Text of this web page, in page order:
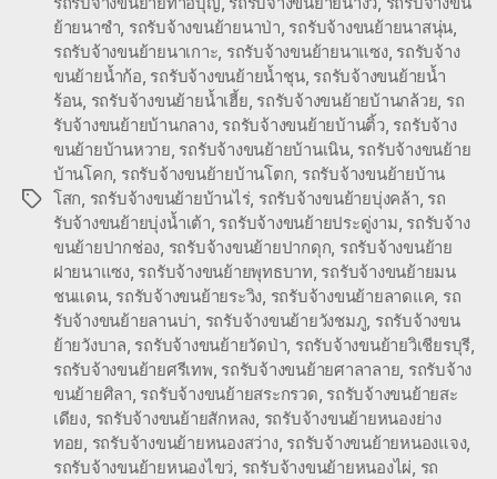
Tags
ย้ายนาซำ, รถรับจ้างขนย้ายนาป่า, รถรับจ้างขนย้ายนาสนุ่น,
รถรับจ้างขนย้ายนาเกาะ, รถรับจ้างขนย้ายนาแซง, รถรับจ้าง
ขนย้ายน้ำก้อ, รถรับจ้างขนย้ายน้ำชุน, รถรับจ้างขนย้ายน้ำ
ร้อน, รถรับจ้างขนย้ายน้ำเฮี้ย, รถรับจ้างขนย้ายบ้านกล้วย, รถ
รับจ้างขนย้ายบ้านกลาง, รถรับจ้างขนย้ายบ้านติ้ว, รถรับจ้าง
ขนย้ายบ้านหวาย, รถรับจ้างขนย้ายบ้านเนิน, รถรับจ้างขนย้าย
บ้านโคก, รถรับจ้างขนย้ายบ้านโตก, รถรับจ้างขนย้ายบ้าน
โสก, รถรับจ้างขนย้ายบ้านไร่, รถรับจ้างขนย้ายบุ่งคล้า, รถ
รับจ้างขนย้ายบุ่งน้ำเต้า, รถรับจ้างขนย้ายประดู่งาม, รถรับจ้าง
ขนย้ายปากช่อง, รถรับจ้างขนย้ายปากดุก, รถรับจ้างขนย้าย
ฝายนาแซง, รถรับจ้างขนย้ายพุทธบาท, รถรับจ้างขนย้ายมน
ชนแดน, รถรับจ้างขนย้ายระวิง, รถรับจ้างขนย้ายลาดแค, รถ
รับจ้างขนย้ายลานบ่า, รถรับจ้างขนย้ายวังชมภู, รถรับจ้างขน
ย้ายวังบาล, รถรับจ้างขนย้ายวัดป่า, รถรับจ้างขนย้ายวิเชียรบุรี,
รถรับจ้างขนย้ายศรีเทพ, รถรับจ้างขนย้ายศาลาลาย, รถรับจ้าง
ขนย้ายศิลา, รถรับจ้างขนย้ายสระกรวด, รถรับจ้างขนย้ายสะ
เดียง, รถรับจ้างขนย้ายสักหลง, รถรับจ้างขนย้ายหนองย่าง
ทอย, รถรับจ้างขนย้ายหนองสว่าง, รถรับจ้างขนย้ายหนองแจง,
รถรับจ้างขนย้ายหนองไขว่, รถรับจ้างขนย้ายหนองไผ่, รถ